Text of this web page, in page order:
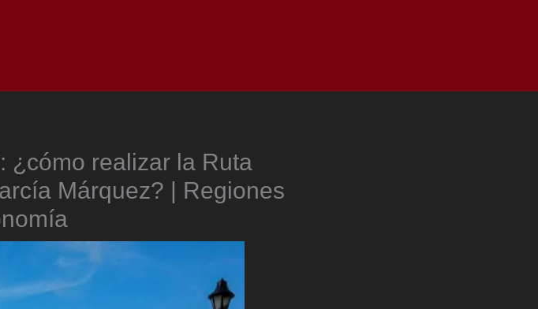
¿cómo realizar la Ruta
Márquez? | Regiones